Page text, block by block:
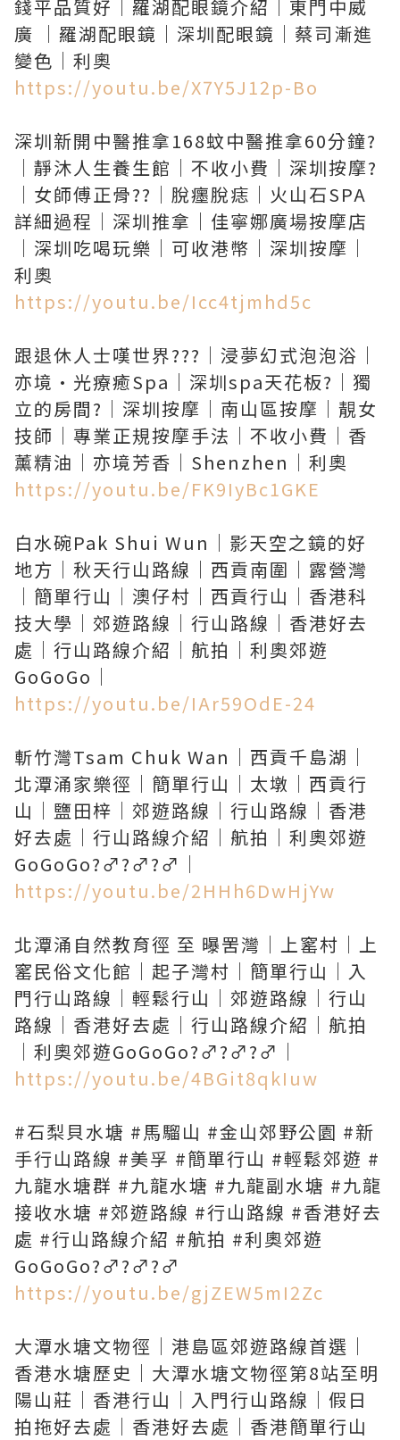
錢平品質好｜羅湖配眼鏡介紹｜東門中威
廣 ｜羅湖配眼鏡｜深圳配眼鏡｜蔡司漸進
https://youtu.be/X7Y5J12p-Bo
深圳新開中醫推拿168蚊中醫推拿60分鐘?
｜靜沐人生養生館｜不收小費｜深圳按摩?
｜女師傅正骨?‍?｜脫癦脫痣｜火山石SPA
詳細過程｜深圳推拿｜佳寧娜廣場按摩店
｜深圳吃喝玩樂｜可收港幣｜深圳按摩｜
https://youtu.be/Icc4tjmhd5c
跟退休人士嘆世界???｜浸夢幻式泡泡浴｜
亦境·光療癒Spa｜深圳spa天花板?｜獨
立的房間?｜深圳按摩｜南山區按摩｜靚女
技師｜專業正規按摩手法｜不收小費｜香
https://youtu.be/FK9IyBc1GKE
白水碗Pak Shui Wun｜影天空之鏡的好
地方｜秋天行山路線｜西貢南圍｜露營灣
｜簡單行山｜澳仔村｜西貢行山｜香港科
技大學｜郊遊路線｜行山路線｜香港好去
處｜行山路線介紹｜航拍｜利奧郊遊
https://youtu.be/IAr59OdE-24
斬竹灣Tsam Chuk Wan｜西貢千島湖｜
北潭涌家樂徑｜簡單行山｜太墩｜西貢行
山｜鹽田梓｜郊遊路線｜行山路線｜香港
好去處｜行山路線介紹｜航拍｜利奧郊遊
https://youtu.be/2HHh6DwHjYw
北潭涌自然教育徑 至 曝罟灣｜上窰村｜上
窰民俗文化館｜起子灣村｜簡單行山｜入
門行山路線｜輕鬆行山｜郊遊路線｜行山
路線｜香港好去處｜行山路線介紹｜航拍
https://youtu.be/4BGit8qkIuw
#石梨貝水塘 #馬騮山 #金山郊野公園 #新
手行山路線 #美孚 #簡單行山 #輕鬆郊遊 #
九龍水塘群 #九龍水塘 #九龍副水塘 #九龍
接收水塘 #郊遊路線 #行山路線 #香港好去
處 #行山路線介紹 #航拍 #利奧郊遊
https://youtu.be/gjZEW5mI2Zc
大潭水塘文物徑｜港島區郊遊路線首選｜
香港水塘歷史｜大潭水塘文物徑第8站至明
陽山莊｜香港行山｜入門行山路線｜假日
拍拖好去處｜香港好去處｜香港簡單行山